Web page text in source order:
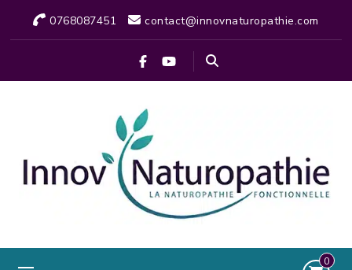
0768087451 contact@innovnaturopathie.com
0